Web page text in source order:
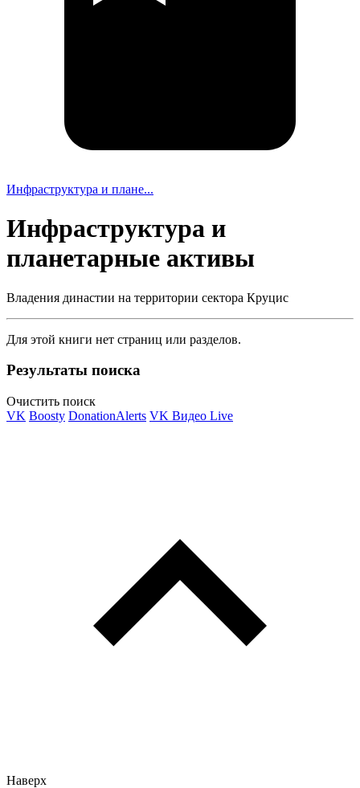
Инфраструктура и плане...
Инфраструктура и
планетарные активы
Владения династии на территории сектора Круцис
Для этой книги нет страниц или разделов.
Результаты поиска
Очистить поиск
VK Boosty DonationAlerts VK Видео Live
Наверх